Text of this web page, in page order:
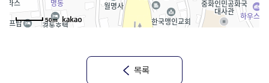
50m
목록